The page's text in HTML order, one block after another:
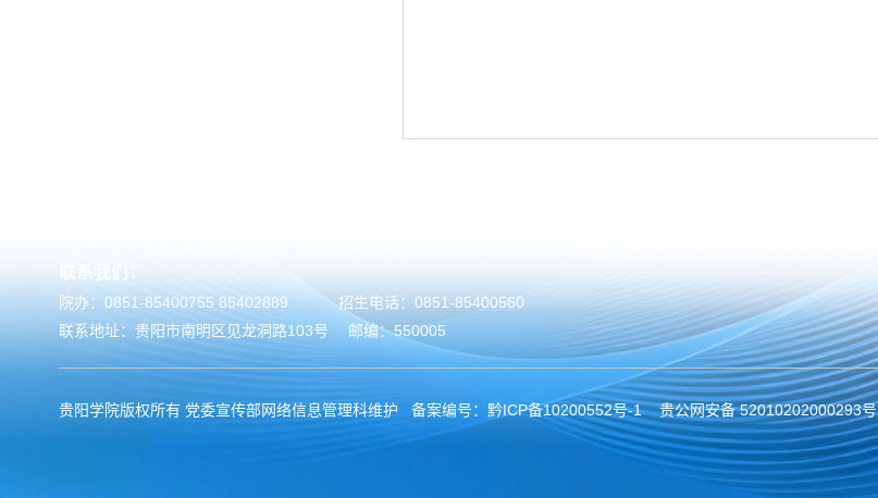
联系我们：
院办：0851-85400755 85402889 招生电话：0851-85400560
联系地址：贵阳市南明区见龙洞路103号 邮编：550005
贵阳学院版权所有 党委宣传部网络信息管理科维护 备案编号： 黔ICP备10200552号-1 贵公网安备 52010202000293号